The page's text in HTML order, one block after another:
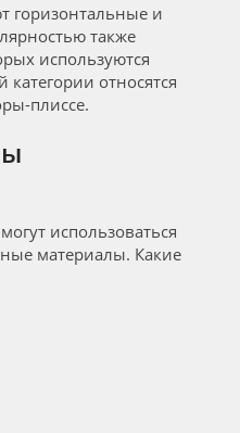
горизонтальные и
также
используются
относятся
плиссе.
использоваться
материалы. Какие